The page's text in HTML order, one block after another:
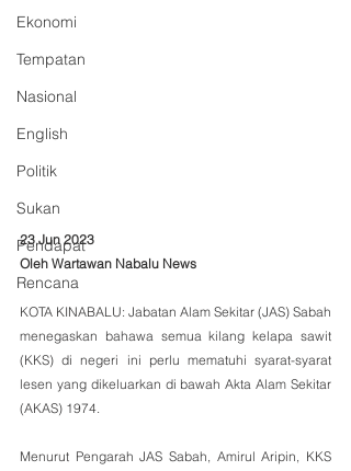
Ekonomi
Tempatan
Nasional
English
Politik
Sukan
Pendapat
Rencana
23 Jun 2023
Oleh Wartawan Nabalu News
KOTA KINABALU: Jabatan Alam Sekitar (JAS) Sabah
menegaskan bahawa semua kilang kelapa sawit
(KKS) di negeri ini perlu mematuhi syarat-syarat
lesen yang dikeluarkan di bawah Akta Alam Sekitar
(AKAS) 1974.
Menurut Pengarah JAS Sabah, Amirul Aripin, KKS